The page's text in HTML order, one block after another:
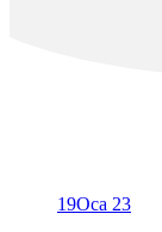
19Oca 23